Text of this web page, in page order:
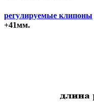
регулируемые клипоны
+41мм.